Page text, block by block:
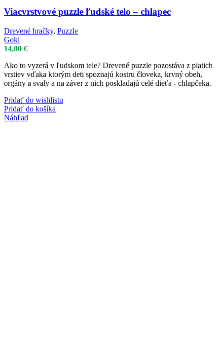
Viacvrstvové puzzle ľudské telo – chlapec
Drevené hračky, Puzzle
Goki
14,00 €
Ako to vyzerá v ľudskom tele? Drevené puzzle pozostáva z piatich
vrstiev vďaka ktorým deti spoznajú kostru človeka, krvný obeh,
orgány a svaly a na záver z nich poskladajú celé dieťa - chlapčeka.
Pridať do wishlistu
Pridať do košíka
Náhľad